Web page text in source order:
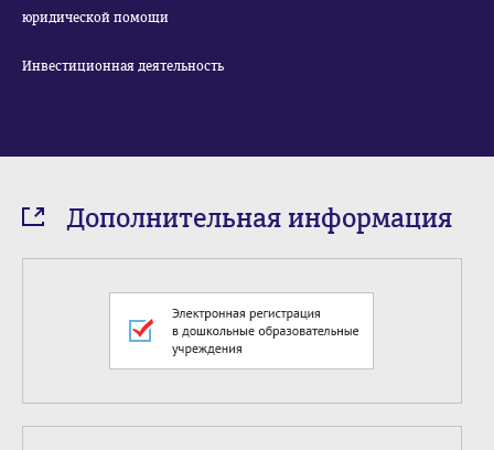
юридической помощи
Инвестиционная деятельность
Дополнительная информация